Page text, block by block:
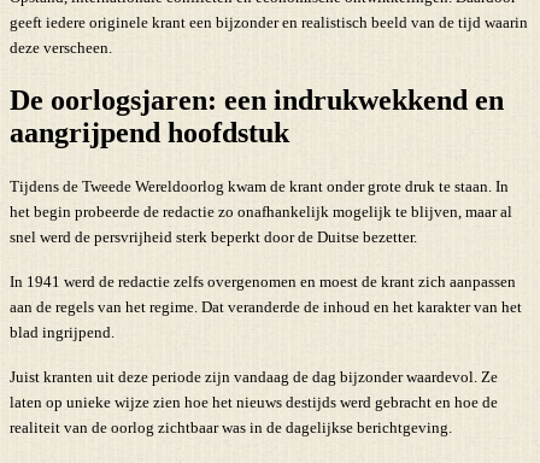
geeft iedere originele krant een bijzonder en realistisch beeld van de tijd waarin
deze verscheen.
De oorlogsjaren: een indrukwekkend en
aangrijpend hoofdstuk
Tijdens de Tweede Wereldoorlog kwam de krant onder grote druk te staan. In
het begin probeerde de redactie zo onafhankelijk mogelijk te blijven, maar al
snel werd de persvrijheid sterk beperkt door de Duitse bezetter.
In 1941 werd de redactie zelfs overgenomen en moest de krant zich aanpassen
aan de regels van het regime. Dat veranderde de inhoud en het karakter van het
blad ingrijpend.
Juist kranten uit deze periode zijn vandaag de dag bijzonder waardevol. Ze
laten op unieke wijze zien hoe het nieuws destijds werd gebracht en hoe de
realiteit van de oorlog zichtbaar was in de dagelijkse berichtgeving.